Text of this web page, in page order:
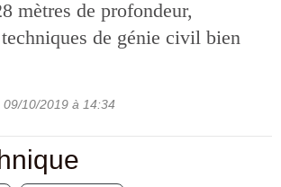
mètres de profondeur,
de génie civil bien
09/10/2019 à 14:34